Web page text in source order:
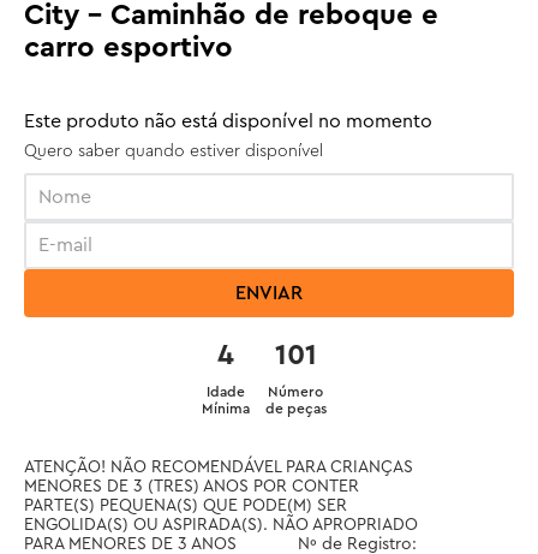
City - Caminhão de reboque e
carro esportivo
Este produto não está disponível no momento
Quero saber quando estiver disponível
ENVIAR
101
Número
de peças
4
Idade
Mínima
ATENÇÃO! NÃO RECOMENDÁVEL PARA CRIANÇAS
MENORES DE 3 (TRES) ANOS POR CONTER
PARTE(S) PEQUENA(S) QUE PODE(M) SER
ENGOLIDA(S) OU ASPIRADA(S). NÃO APROPRIADO
PARA MENORES DE 3 ANOS		 Nº de Registro: